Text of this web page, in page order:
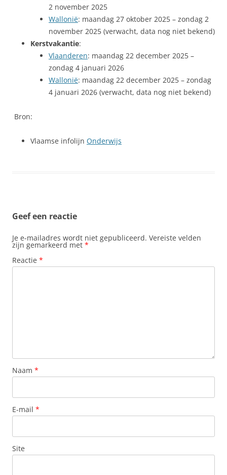
2 november 2025
Wallonië: maandag 27 oktober 2025 – zondag 2
november 2025 (verwacht, data nog niet bekend)
Kerstvakantie:
Vlaanderen: maandag 22 december 2025 –
zondag 4 januari 2026
Wallonië: maandag 22 december 2025 – zondag
4 januari 2026 (verwacht, data nog niet bekend)
Bron:
Vlaamse infolijn Onderwijs
Geef een reactie
Je e-mailadres wordt niet gepubliceerd. Vereiste velden
zijn gemarkeerd met *
Reactie *
Naam *
E-mail *
Site